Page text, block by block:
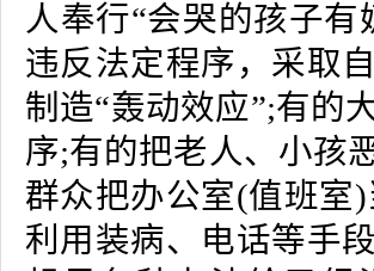
人奉行“会哭的孩子
违反法定程序，采取
制造“轰动效应”;有的
序;有的把老人、小孩
群众把办公室(值班室
利用装病、电话等手